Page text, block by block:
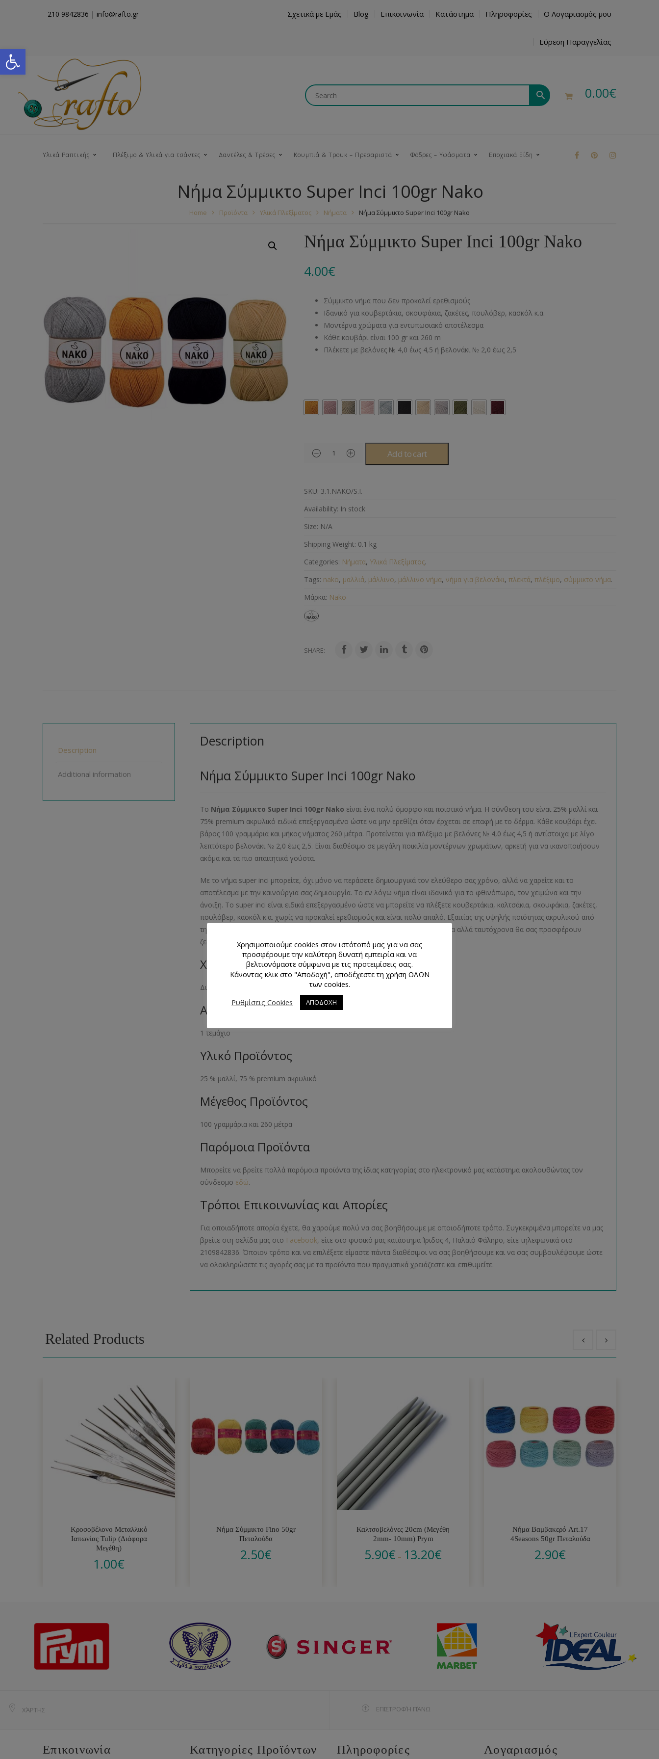
Open toolbar
210 9842836 | info@rafto.gr Σχετικά με Εμάς Blog Επικοινωνία Κατάστημα Πληροφορίες Ο Λογαριασμός μου
Εύρεση Παραγγελίας
0.00€
Υλικά Ραπτικής Πλέξιμο & Υλικά για τσάντες
Νήματα για Τσάντες Κουμπώματα
Μεταλλικά Εξαρτήματα
Νήματα
Αξεσουάρ Πλεξίματος
Δαντέλες & Τρέσες
Βαμβακερές Κρόσια
Φυτίλια- Κορδόνια
Διάφορες Τρέσες
Κουμπιά & Τρουκ – Πρεσαριστά
Ξύλινα
Πουκαμίσου
Στρας
Μοντγκόμερι
Άλλα Υλικά
Τρούκ
Μπουντούζια
Αγκράφες
Ντυτές Ζώνες
Φόδρες – Υφάσματα Εποχιακά Είδη
Νήμα Σύμμικτο Super Inci 100gr Nako
Home Προϊόντα Υλικά Πλεξίματος Νήματα Νήμα Σύμμικτο Super Inci 100gr Nako
Νήμα Σύμμικτο Super Inci 100gr Nako
4.00€
Σύμμικτο νήμα που δεν προκαλεί ερεθισμούς
Ιδανικό για κουβερτάκια, σκουφάκια, ζακέτες, πουλόβερ, κασκόλ κ.α.
Μοντέρνα χρώματα για εντυπωσιακό αποτέλεσμα
Κάθε κουβάρι είναι 100 gr και 260 m
Πλέκετε με βελόνες № 4,0 έως 4,5 ή βελονάκι № 2,0 έως 2,5
Add to cart
SKU: 3.1.ΝΑΚΟ/S.I.
Availability: In stock
Size: N/A
Shipping Weight: 0.1 kg
Categories: Νήματα, Υλικά Πλεξίματος.
Tags: nako, μαλλιά, μάλλινο, μάλλινο νήμα,νήμα για βελονάκι,πλεκτά,πλέξιμο, σύμμικτο νήμα.
Μάρκα: Nako
SHARE:
Description
Additional information
Description
Νήμα Σύμμικτο Super Inci 100gr Nako
Το Νήμα Σύμμικτο Super Inci 100gr Nako είναι ένα πολύ όμορφο και ποιοτικό νήμα. Η σύνθεση του είναι 25% μαλλί και
75% premium ακρυλικό ειδικά επεξεργασμένο ώστε να μην ερεθίζει όταν έρχεται σε επαφή με το δέρμα. Κάθε κουβάρι έχει
βάρος 100 γραμμάρια και μήκος νήματος 260 μέτρα. Προτείνεται για πλέξιμο με βελόνες № 4,0 έως 4,5 ή αντίστοιχα με λίγο
λεπτότερο βελονάκι № 2,0 έως 2,5. Είναι διαθέσιμο σε μεγάλη ποικιλία μοντέρνων χρωμάτων, αρκετή για να ικανοποιήσουν
ακόμα και τα πιο απαιτητικά γούστα.
Με το νήμα super inci μπορείτε, όχι μόνο να περάσετε δημιουργικά τον ελεύθερο σας χρόνο, αλλά να χαρείτε και το
αποτέλεσμα με την καινούργια σας δημιουργία. Το εν λόγω νήμα είναι ιδανικό για το φθινόπωρο, τον χειμώνα και την
άνοιξη. Το super inci είναι ειδικά επεξεργασμένο ώστε να μπορείτε να πλέξετε κουβερτάκια, καλτσάκια, σκουφάκια, ζακέτες,
πουλόβερ, κασκόλ κ.α. χωρίς να προκαλεί ερεθισμούς και είναι πολύ απαλό. Εξαιτίας της υψηλής ποιότητας ακρυλικού από
την οποία είναι κατασκευασμένο τα πλεκτά σας θα είναι δροσερά και ανάλαφρα αλλά ταυτόχρονα θα σας προσφέρουν
ζεστασιά.
Χρώμα Προϊόντος
Διατίθεται σε ευρεία γκάμα χρωμάτων
Αριθμός Τεμαχίων Προϊόντος
1 τεμάχιο
Υλικό Προϊόντος
25 % μαλλί, 75 % premium ακρυλικό
Μέγεθος Προϊόντος
100 γραμμάρια και 260 μέτρα
Παρόμοια Προϊόντα
Μπορείτε να βρείτε πολλά παρόμοια προϊόντα της ίδιας κατηγορίας στο ηλεκτρονικό μας κατάστημα ακολουθώντας τον
σύνδεσμο εδώ.
Τρόποι Επικοινωνίας και Απορίες
Για οποιαδήποτε απορία έχετε, θα χαρούμε πολύ να σας βοηθήσουμε με οποιοδήποτε τρόπο. Συγκεκριμένα μπορείτε να μας
βρείτε στη σελίδα μας στο Facebook, είτε στο φυσικό μας κατάστημα Ίριδος 4, Παλαιό Φάληρο, είτε τηλεφωνικά στο
2109842836. Όποιον τρόπο και να επιλέξετε είμαστε πάντα διαθέσιμοι να σας βοηθήσουμε και να σας συμβουλέψουμε ώστε
να ολοκληρώσετε τις αγορές σας με τα προϊόντα που πραγματικά χρειάζεστε και επιθυμείτε.
Related Products
Κροσοβέλονο Μεταλλικό
Ιαπωνίας Tulip (Διάφορα
Μεγέθη)
1.00€
Νήμα Σύμμικτο Fino 50gr
Πεταλούδα
2.50€
Καλτσοβελόνες 20cm (Μεγέθη
2mm- 10mm) Prym
5.90€ – 13.20€
Νήμα Βαμβακερό Art.17
4Seasons 50gr Πεταλούδα
2.90€
ΧΆΡΤΗΣ ΕΠΙΣΤΡΟΦΉ ΠΆΝΩ
Επικοινωνία Κατηγορίες Προϊόντων Πληροφορίες Λογαριασμός
Χρησιμοποιούμε cookies στον ιστότοπό μας για να σας
προσφέρουμε την καλύτερη δυνατή εμπειρία και να
βελτιονόμαστε σύμφωνα με τις προτειμίσεις σας.
Κάνοντας κλικ στο "Αποδοχή", αποδέχεστε τη χρήση ΟΛΩΝ
των cookies.
Ρυθμίσεις Cookies
ΑΠΟΔΟΧΗ